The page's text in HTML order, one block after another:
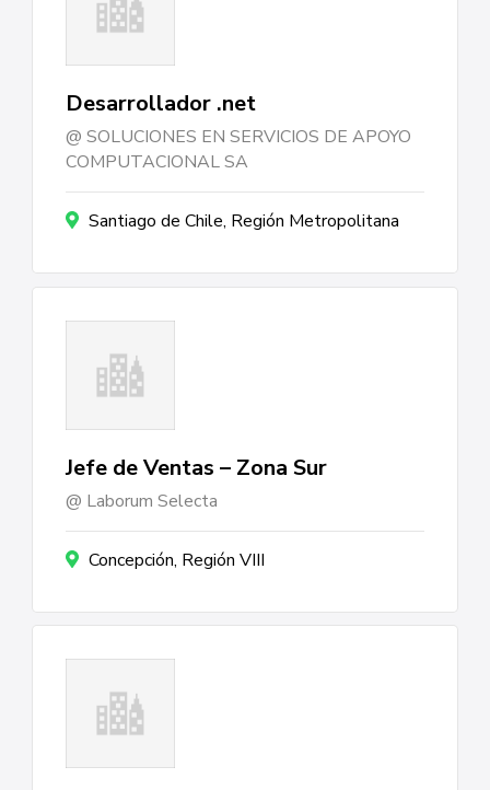
Desarrollador .net
SOLUCIONES EN SERVICIOS DE APOYO
COMPUTACIONAL SA
Santiago de Chile, Región Metropolitana
Jefe de Ventas – Zona Sur
Laborum Selecta
Concepción, Región VIII